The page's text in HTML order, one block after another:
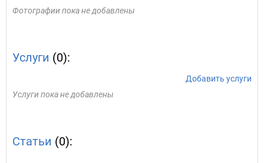
Фотографии пока не добавлены
Услуги (0):
Добавить услуги
Услуги пока не добавлены
Статьи (0):